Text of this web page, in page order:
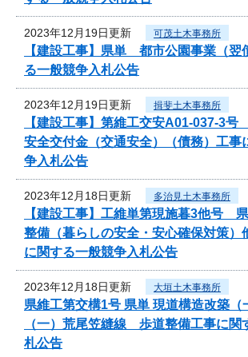
2023年12月19日更新 可茂土木事務所
【建設工事】県単 都市公園事業（翌
る一般競争入札公告
2023年12月19日更新 揖斐土木事務所
【建設工事】第維工交安A01-037-3
安全交付金（交通安全）（債務）工事
争入札公告
2023年12月18日更新 多治見土木事務所
【建設工事】工維単第現施暮3他号
整備（暮らしの安全・安心確保対策）
に関する一般競争入札公告
2023年12月18日更新 大垣土木事務所
県維工第交構1号 県単 現道構造改築（
（一）荒尾笠縫線 歩道整備工事に関
札公告